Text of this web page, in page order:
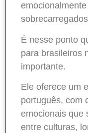
É nesse ponto
para brasileiros
importante.
Ele oferece um
português, com
emocionais que
entre culturas,